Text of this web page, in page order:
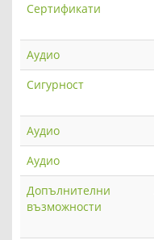
Сертификати
Аудио
Сигурност
Аудио
Аудио
Допълнителни
възможности